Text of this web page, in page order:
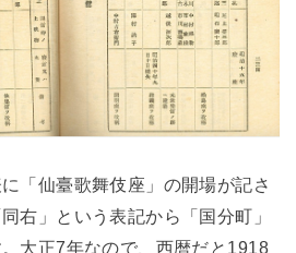
「仙臺歌舞伎座」の開場が記さ
右」という表記から「国分町」
大正7年なので、西暦だと1918